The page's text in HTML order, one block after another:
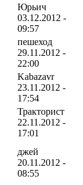
Юрьич
03.12.2012 -
09:57
пешеход
29.11.2012 -
22:00
Kabazavr
23.11.2012 -
17:54
Тракторист
22.11.2012 -
17:01
джей
20.11.2012 -
08:55